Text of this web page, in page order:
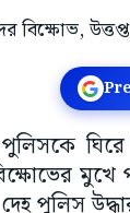
পুলিসকে
পুলিস